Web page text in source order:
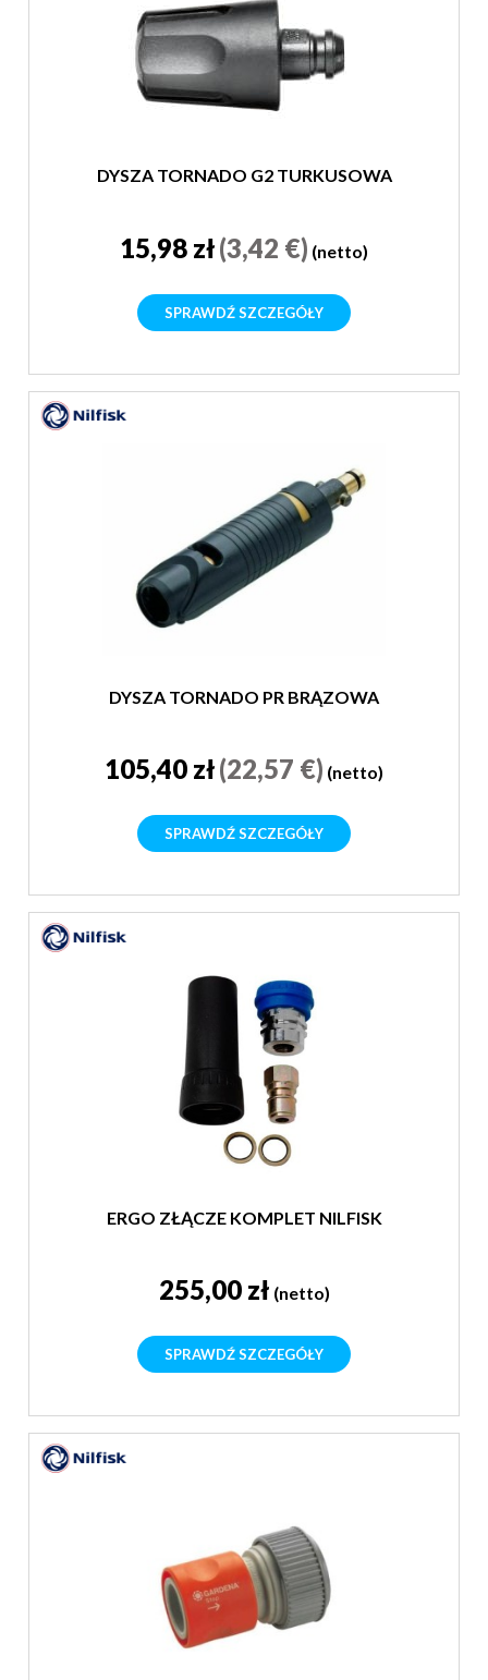
DYSZA TORNADO G2 TURKUSOWA
15,98 zł(3,42 €) (netto)
SPRAWDŹ SZCZEGÓŁY
DYSZA TORNADO PR BRĄZOWA
105,40 zł(22,57 €) (netto)
SPRAWDŹ SZCZEGÓŁY
ERGO ZŁĄCZE KOMPLET NILFISK
255,00 zł (netto)
SPRAWDŹ SZCZEGÓŁY